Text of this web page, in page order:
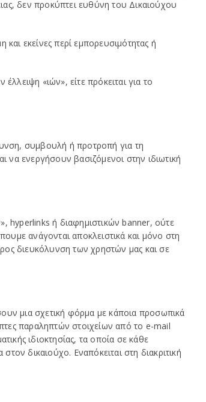
δεν προκύπτει ευθύνη του Δικαιούχου
εκείνες περί εμπορευσιμότητας ή
«ιών», είτε πρόκειται για το
συμβουλή ή προτροπή για τη
να ενεργήσουν βασιζόμενοι στην ιδιωτική
hyperlinks ή διαφημιστικών banner, ούτε
ανάγονται αποκλειστικά και μόνο στη
διευκόλυνση των χρηστών μας και σε
μια σχετική φόρμα με κάποια προσωπικά
παραληπτών στοιχείων από το e-mail
ιδιοκτησίας, τα οποία σε κάθε
δικαιούχο. Εναπόκειται στη διακριτική